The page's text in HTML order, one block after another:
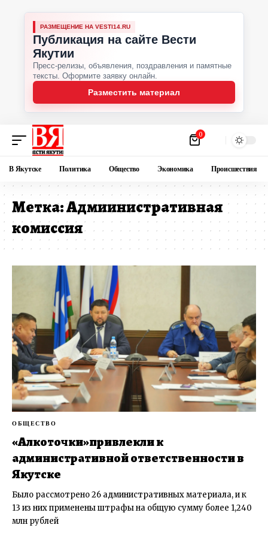
РАЗМЕЩЕНИЕ НА VESTI14.RU
Публикация на сайте Вести
Якутии
Пресс-релизы, объявления, поздравления и памятные
тексты. Оформите заявку онлайн.
Разместить материал
0
В Якутске Политика Общество Экономика Происшествия
Метка:Адмиинистративная
комиссия
ОБЩЕСТВО
«Алкоточки»привлекли к
административной ответственности в
Якутске
Было рассмотрено 26 административных материала, и к
13 из них применены штрафы на общую сумму более 1,240
млн рублей